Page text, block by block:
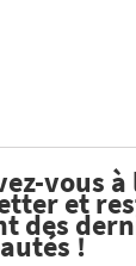
vous à
et
des
!